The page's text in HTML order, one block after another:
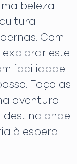
beleza
Com
explorar este
facilidade
Faça as
aventura
destino onde
à espera